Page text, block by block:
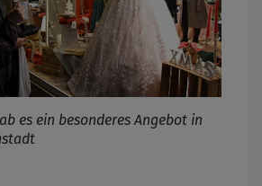
es ein besonderes Angebot in